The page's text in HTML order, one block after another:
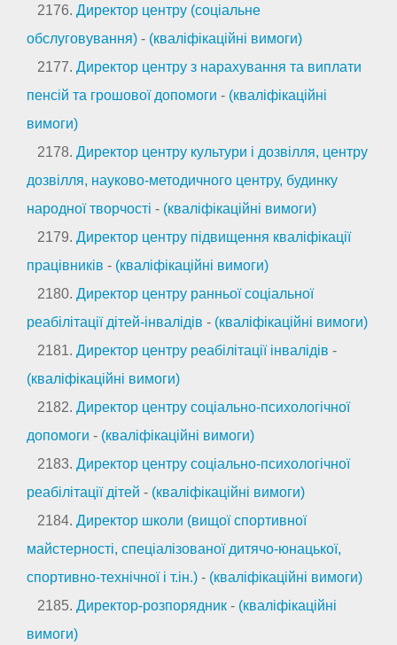
2176. Директор центру (соціальне
обслуговування) - (кваліфікаційні вимоги)
2177. Директор центру з нарахування та виплати
пенсій та грошової допомоги - (кваліфікаційні
вимоги)
2178. Директор центру культури і дозвілля, центру
дозвілля, науково-методичного центру, будинку
народної творчості - (кваліфікаційні вимоги)
2179. Директор центру підвищення кваліфікації
працівників - (кваліфікаційні вимоги)
2180. Директор центру ранньої соціальної
реабілітації дітей-інвалідів - (кваліфікаційні вимоги)
2181. Директор центру реабілітації інвалідів -
(кваліфікаційні вимоги)
2182. Директор центру соціально-психологічної
допомоги - (кваліфікаційні вимоги)
2183. Директор центру соціально-психологічної
реабілітації дітей - (кваліфікаційні вимоги)
2184. Директор школи (вищої спортивної
майстерності, спеціалізованої дитячо-юнацької,
спортивно-технічної і т.ін.) - (кваліфікаційні вимоги)
2185. Директор-розпорядник - (кваліфікаційні
вимоги)